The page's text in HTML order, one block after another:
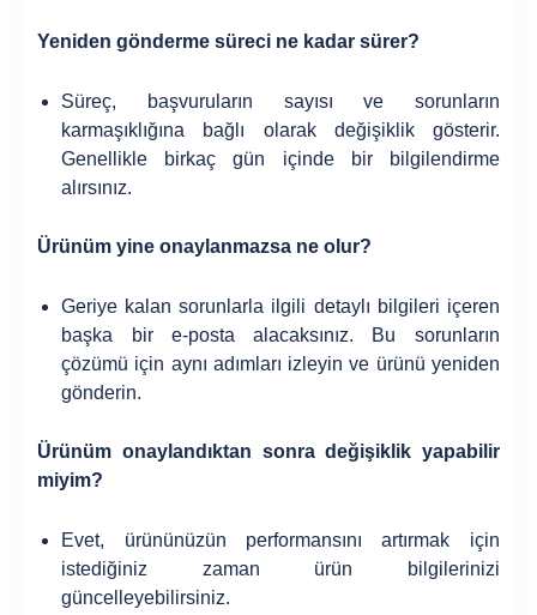
Yeniden gönderme süreci ne kadar sürer?
Süreç, başvuruların sayısı ve sorunların
karmaşıklığına bağlı olarak değişiklik gösterir.
Genellikle birkaç gün içinde bir bilgilendirme
alırsınız.
Ürünüm yine onaylanmazsa ne olur?
Geriye kalan sorunlarla ilgili detaylı bilgileri içeren
başka bir e-posta alacaksınız. Bu sorunların
çözümü için aynı adımları izleyin ve ürünü yeniden
gönderin.
Ürünüm onaylandıktan sonra değişiklik yapabilir
miyim?
Evet, ürününüzün performansını artırmak için
istediğiniz zaman ürün bilgilerinizi
güncelleyebilirsiniz.